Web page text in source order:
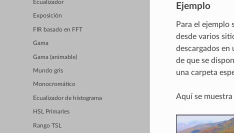
Ecualizador
Exposición
FIR basado en FFT
Gama
Gama (animable)
Mundo gris
Monocromático
Ecualizador de histograma
HSL Primaries
Rango TSL
Ejemplo
Para el ejemplo
desde varios
descargados en
de que se
una carpeta
Aquí se